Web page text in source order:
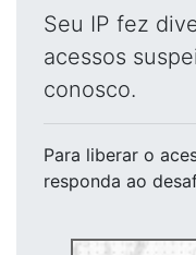
Seu IP fez
acessos
conosco.
Para liberar o
responda ao